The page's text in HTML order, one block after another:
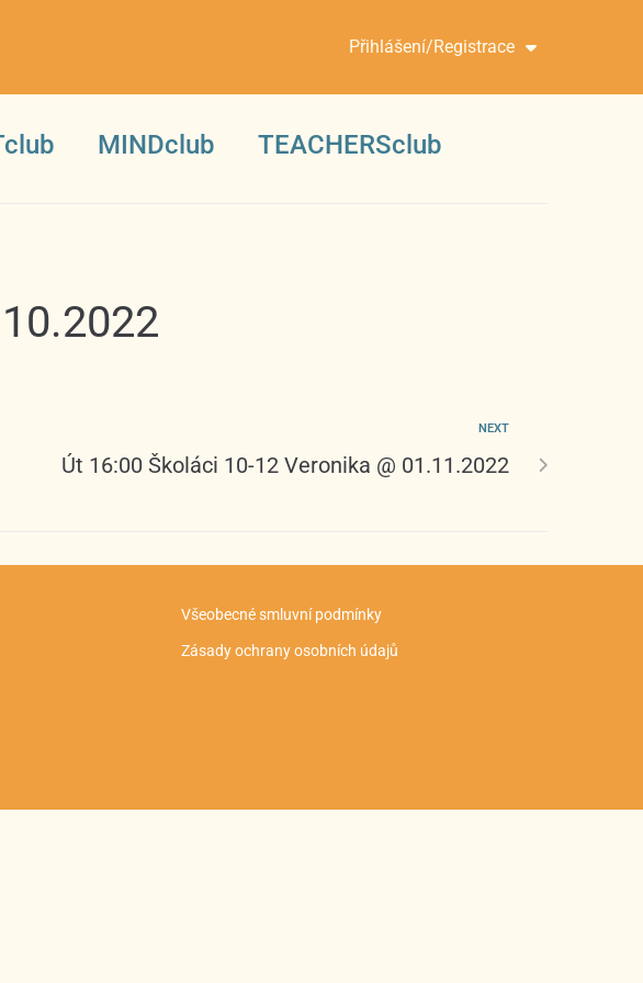
Přihlášení/Registrace
MINDclub TEACHERSclub
NEXT
Út 16:00 Školáci 10-12 Veronika @ 01.11.2022
Všeobecné smluvní podmínky
Zásady ochrany osobních údajů